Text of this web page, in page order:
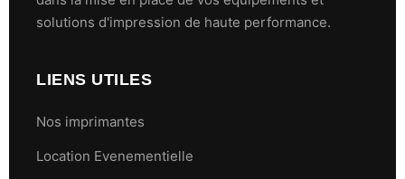
solutions d'impression de haute performance.
LIENS UTILES
Nos imprimantes
Location Evenementielle